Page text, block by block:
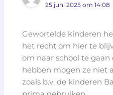
25 juni 2025 om 14:08
Gewortelde kinderen
het recht om hier te
om naar school te gaan
hebben mogen ze niet
zoals b.v. de kinderen